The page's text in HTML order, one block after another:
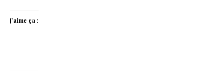
J’aime ça :